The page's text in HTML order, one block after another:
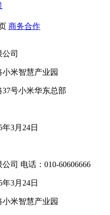
商务合作
司
米智慧产业园
号小米华东总部
3月24日
司 电话：010-60606666
3月24日
米智慧产业园